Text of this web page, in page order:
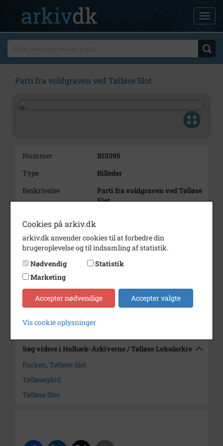
Parti fra voldgraven ved Tølløse Slot
Nummer
B10395
Type
Billeder
Beskrivelse
Parti fra voldgraven ved Tølløse
Slot
Dateringsnote
1979
Fotograf
Ukendt
Størrelse
12,5 x 17,5
Arkiv
Holbæk-Arkiverne / Tølløse
Lokalarkiv
Kontakt arkivet
Søg videre i Holbæk-Arkiverne / Tølløse Lokalarkiv
Parken, Tølløse Slot
Tølløsegård
Tølløse Slot
Cookies på arkiv.dk
arkiv.dk anvender cookies til at forbedre din
brugeroplevelse og til indsamling af statistik.
Nødvendig
Statistik
Marketing
Accepter nødvendige Accepter valgte
Vis cookie oplysninger